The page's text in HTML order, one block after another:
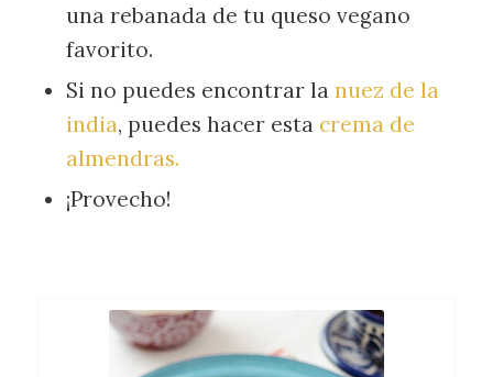
una rebanada de tu queso vegano
favorito.
Si no puedes encontrar la nuez de la
india, puedes hacer esta crema de
almendras.
¡Provecho!